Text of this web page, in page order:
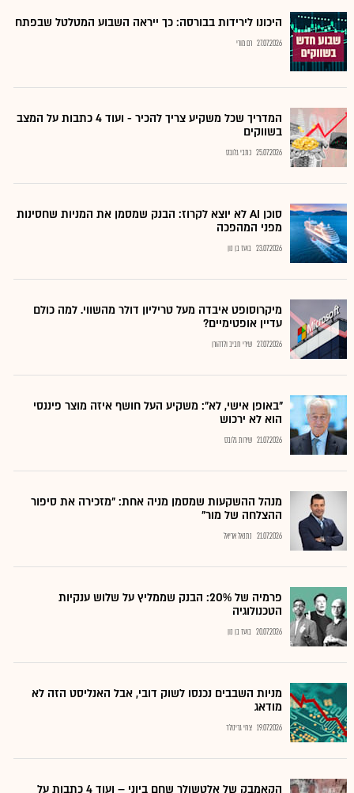
היכונו לירידות בבורסה: כך ייראה השבוע המטלטל שבפתח
27.07.2026 רם מורי
המדריך שכל משקיע צריך להכיר - ועוד 4 כתבות על המצב
בשווקים
25.07.2026 כתבי גלובס
סוכן AI לא יוצא לקרוז: הבנק שמסמן את המניות שחסינות
מפני המהפכה
23.07.2026 בועז בן נון
מיקרוסופט איבדה מעל טריליון דולר מהשווי. למה כולם
עדיין אופטימיים?
27.07.2026 שירי חביב ולדהורן
"באופן אישי, לא": משקיע העל חושף איזה מוצר פיננסי
הוא לא ירכוש
21.07.2026 שירות גלובס
מנהל ההשקעות שמסמן מניה אחת: "מזכירה את סיפור
ההצלחה של מור"
21.07.2026 נתנאל אריאל
פרמיה של 20%: הבנק שממליץ על שלוש ענקיות
הטכנולוגיה
20.07.2026 בועז בן נון
מניות השבבים נכנסו לשוק דובי, אבל האנליסט הזה לא
מודאג
19.07.2026 צחי גרינולד
הקאמבק של אלטשולר שחם ביוני – ועוד 4 כתבות על